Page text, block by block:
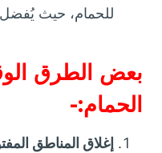
للحمام، حيث
بعض الطرق
الحمام:-
إغلاق المناطق